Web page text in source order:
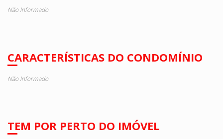
Não Informado
CARACTERÍSTICAS DO CONDOMÍNIO
Não Informado
TEM POR PERTO DO IMÓVEL